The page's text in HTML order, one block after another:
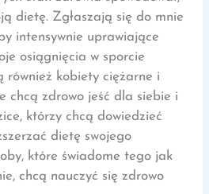
dietę. Zgłaszają się do mnie
intensywnie uprawiające
osiągnięcia w sporcie
również kobiety ciężarne i
chcą zdrowo jeść dla siebie i
którzy chcą dowiedzieć
dietę swojego
które świadome tego jak
chcą nauczyć się zdrowo